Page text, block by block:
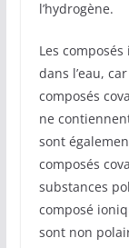
l’hydrogène.
Les
dans l’eau,
composés
ne
sont
composés
substances
composé
sont non